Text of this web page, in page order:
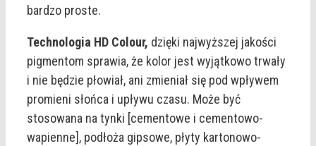
bardzo proste.
Technologia HD Colour, dzięki najwyższej jakości
pigmentom sprawia, że kolor jest wyjątkowo trwały
i nie będzie płowiał, ani zmieniał się pod wpływem
promieni słońca i upływu czasu. Może być
stosowana na tynki [cementowe i cementowo-
wapienne], podłoża gipsowe, płyty kartonowo-